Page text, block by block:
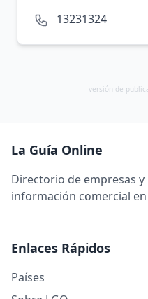
13231324
versión de
La Guía Online
Directorio de empresas
información comercial
Enlaces Rápidos
Países